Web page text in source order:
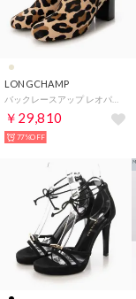
LONGCHAMP
￥29,810
77%OFF